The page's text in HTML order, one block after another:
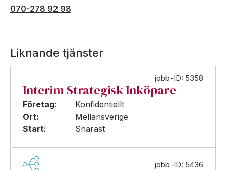
070-278 92 98
Liknande tjänster
jobb-ID: 5358
Interim Strategisk Inköpare
Företag:
Konfidentiellt
Ort:
Mellansverige
Start:
Snarast
jobb-ID: 5436